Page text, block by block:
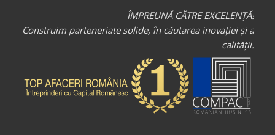
ÎMPREUNĂ CĂTRE EXCELENȚĂ!
Construim parteneriate solide, în căutarea inovației și a
calității.